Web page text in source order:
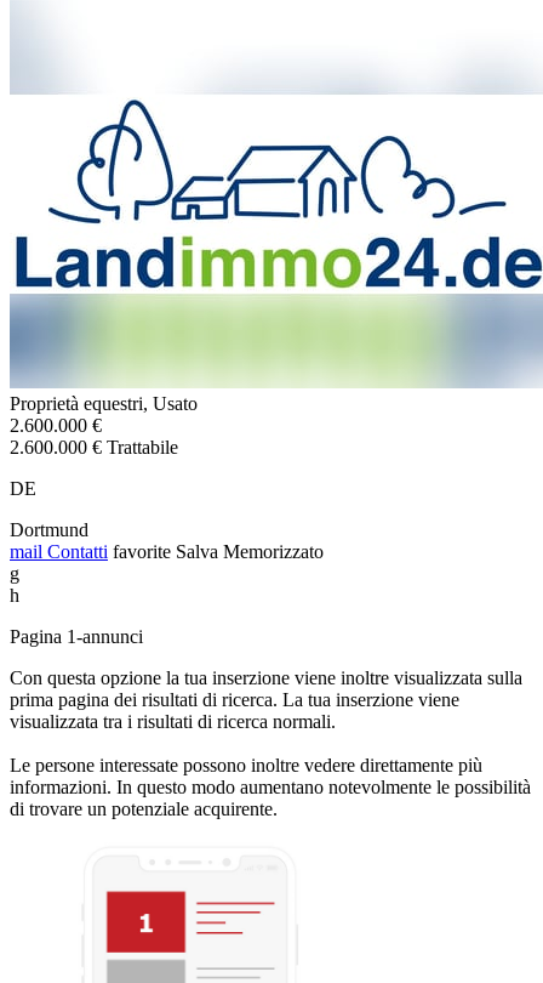
Proprietà equestri, Usato
2.600.000 €
2.600.000 € Trattabile
DE
Dortmund
mail Contatti favorite Salva Memorizzato
g
h
Pagina 1-annunci
Con questa opzione la tua inserzione viene inoltre visualizzata sulla
prima pagina dei risultati di ricerca. La tua inserzione viene
visualizzata tra i risultati di ricerca normali.
Le persone interessate possono inoltre vedere direttamente più
informazioni. In questo modo aumentano notevolmente le possibilità
di trovare un potenziale acquirente.